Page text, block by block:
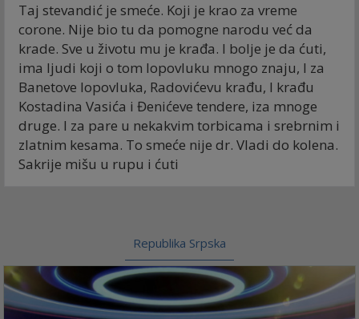
Taj stevandić je smeće. Koji je krao za vreme
corone. Nije bio tu da pomogne narodu već da
krade. Sve u životu mu je krađa. I bolje je da ćuti,
ima ljudi koji o tom lopovluku mnogo znaju, I za
Banetove lopovluka, Radovićevu krađu, I krađu
Kostadina Vasića i Đenićeve tendere, iza mnoge
druge. I za pare u nekakvim torbicama i srebrnim i
zlatnim kesama. To smeće nije dr. Vladi do kolena.
Sakrije mišu u rupu i ćuti
Republika Srpska